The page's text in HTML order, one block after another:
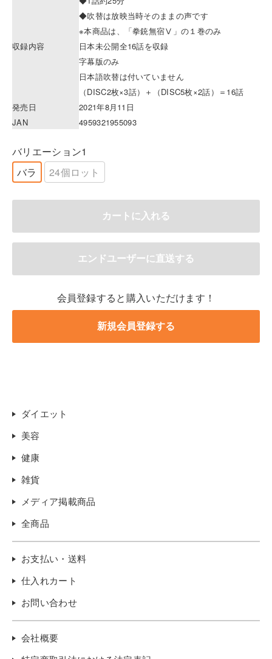
◆吹替は放映当時そのままの声です
※本商品は、「拳銃無宿Ⅴ」の１巻のみ
収録内容
日本未公開全16話を収録
字幕版のみ
日本語吹替は付いていません
（DISC2枚×3話）＋（DISC5枚×2話）＝16話
発売日
2021年8月11日
JAN
4959321955093
バリエーション1
バラ
24個ロット
会員登録すると購入いただけます！
ダイエット
美容
健康
雑貨
メディア掲載商品
全商品
お支払い・送料
仕入れカート
お問い合わせ
会社概要